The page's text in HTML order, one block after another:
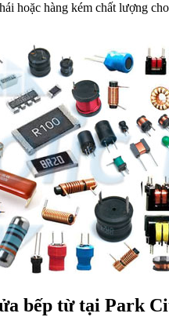
hoặc hàng kém chất lượng
bếp từ tại Park